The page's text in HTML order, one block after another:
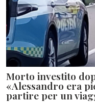
Morto investito
«Alessandro era
partire per un